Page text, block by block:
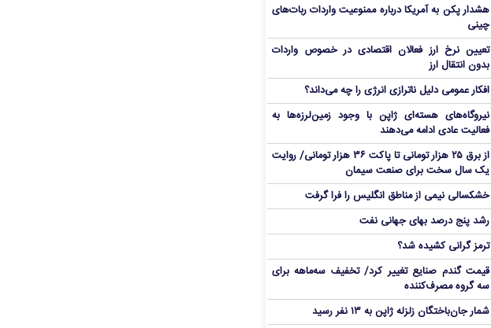
هشدار پکن به آمریکا درباره ممنوعیت واردات ربات‌های
چینی
تعیین نرخ ارز فعالان اقتصادی در خصوص واردات
بدون انتقال ارز
افکار عمومی دلیل ناترازی انرژی را چه می‌داند؟
نیروگاه‌های هسته‌ای ژاپن با وجود زمین‌لرزه‌ها به
فعالیت عادی ادامه می‌دهند
از برق ۲۵ هزار تومانی تا پاکت ۳۶ هزار تومانی/ روایت
یک سال سخت برای صنعت سیمان
خشکسالی نیمی از مناطق انگلیس را فرا گرفت
رشد پنج درصد بهای جهانی نفت
ترمز گرانی کشیده شد؟
قیمت گندم صنایع تغییر کرد/ تخفیف سه‌ماهه برای
سه گروه مصرف‌کننده
شمار جان‌باختگان زلزله ژاپن به ۱۳ نفر رسید